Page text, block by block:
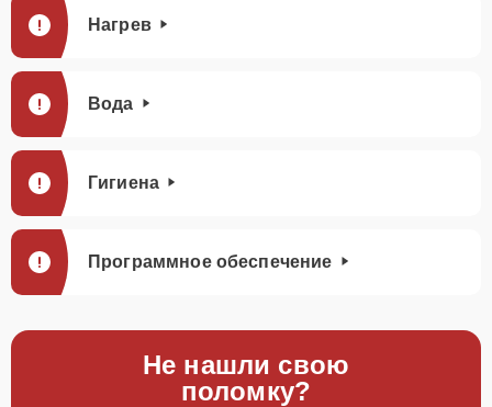
Нагрев
Вода
Гигиена
Программное обеспечение
Не нашли свою
поломку?